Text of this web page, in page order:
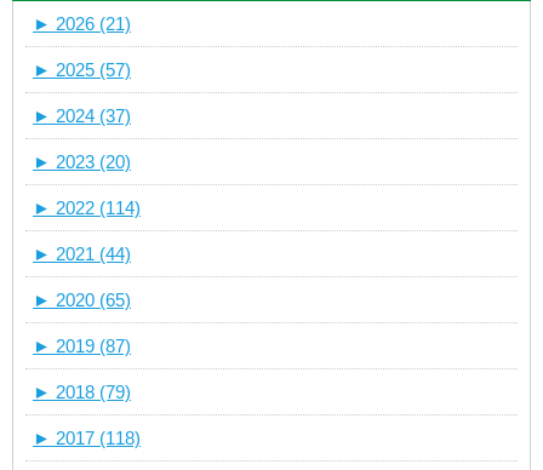
► 2026 (21)
► 2025 (57)
► 2024 (37)
► 2023 (20)
► 2022 (114)
► 2021 (44)
► 2020 (65)
► 2019 (87)
► 2018 (79)
► 2017 (118)